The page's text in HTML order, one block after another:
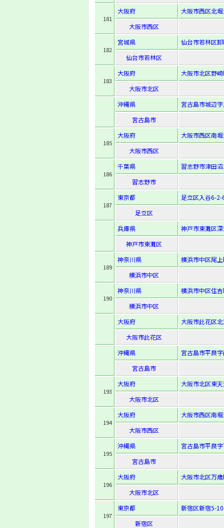
181
大阪府
大阪市西区北
大阪市西区
182
宮城県
仙台市若林区
仙台市若林区
183
大阪府
大阪市北区野
大阪市北区
沖縄県
宮古島市城辺
宮古島市
185
大阪府
大阪市西区南
大阪市西区
186
千葉県
習志野市津田
習志野市
187
東京都
足立区入谷6-2-
足立区
兵庫県
神戸市東灘区
神戸市東灘区
189
神奈川県
横浜市中区尾
横浜市中区
190
神奈川県
横浜市中区住
横浜市中区
大阪府
大阪市此花区
大阪市此花区
沖縄県
宮古島市平良
宮古島市
193
大阪府
大阪市北区東
大阪市北区
194
大阪府
大阪市西区南
大阪市西区
195
沖縄県
宮古島市平良
宮古島市
196
大阪府
大阪市北区万
大阪市北区
197
東京都
新宿区新宿5-
新宿区